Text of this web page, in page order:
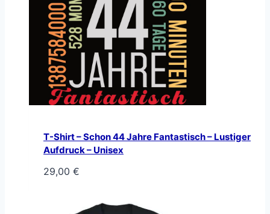
T-Shirt – Schon 44 Jahre Fantastisch – Lustiger
Aufdruck – Unisex
29,00 €